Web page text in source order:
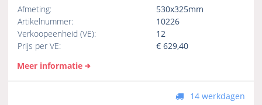
Afmeting:
530x325mm
Artikelnummer:
10226
Verkoopeenheid (VE):
12
Prijs per VE:
€629,40
Meer informatie
14 werkdagen